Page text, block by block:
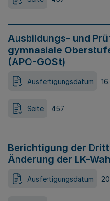
Ausbildungs- und
gymnasiale
(APO-GOSt)
Ausfertigungsdatum
Seite 457
Berichtigung der
Änderung der LK-
Ausfertigungsdatum